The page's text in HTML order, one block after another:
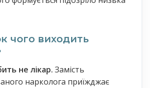
чого виходить
не лікар. Замість
нарколога приїжджає